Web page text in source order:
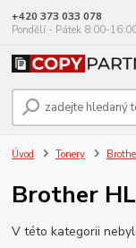
+420 373 033 078
Pondělí - Pátek 8:00-
Úvod Tonery
Brother
V této kategorii